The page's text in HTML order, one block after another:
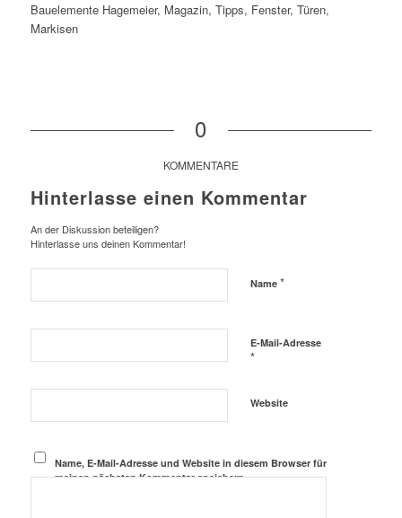
Bauelemente Hagemeier, Magazin, Tipps, Fenster, Türen,
Markisen
0
KOMMENTARE
Hinterlasse einen Kommentar
An der Diskussion beteiligen?
Hinterlasse uns deinen Kommentar!
Name *
E-Mail-Adresse
*
Website
Name, E-Mail-Adresse und Website in diesem Browser für
meinen nächsten Kommentar speichern.